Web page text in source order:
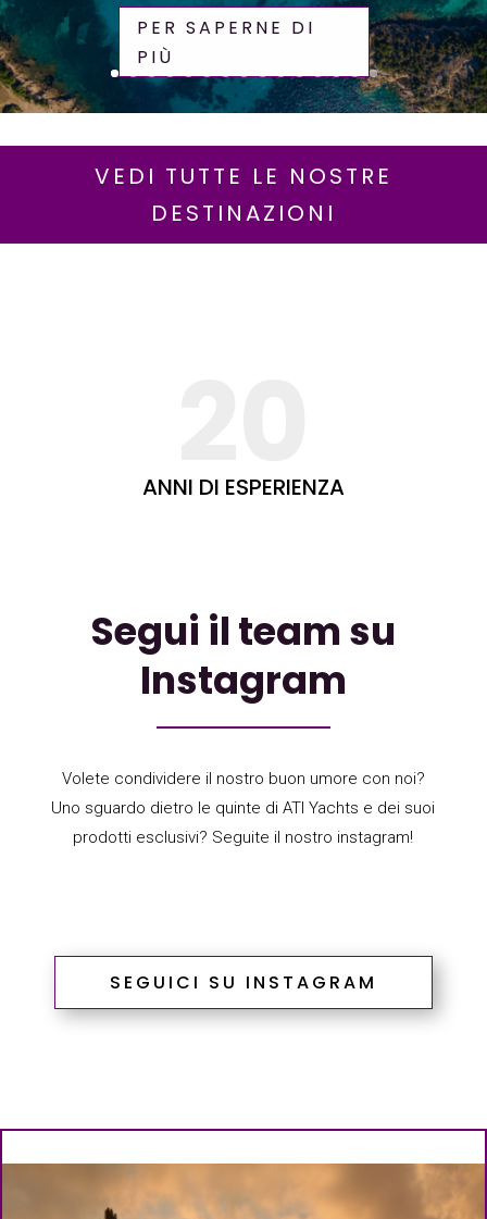
PER SAPERNE DI
PIÙ
VEDI TUTTE LE NOSTRE
DESTINAZIONI
ANNI DI ESPERIENZA
Segui il team su
Instagram
Volete condividere il nostro buon umore con noi?
Uno sguardo dietro le quinte di ATI Yachts e dei suoi
prodotti esclusivi? Seguite il nostro instagram!
SEGUICI SU INSTAGRAM